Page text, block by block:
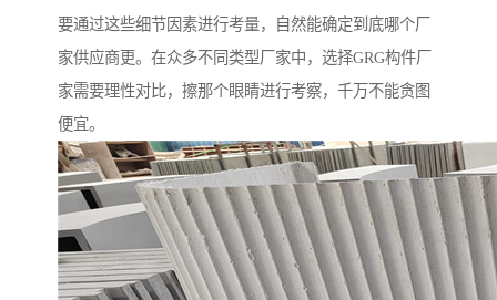
要通过这些细节因素进行考量，自然能确定到底哪个厂
家供应商更。在众多不同类型厂家中，选择GRG构件厂
家需要理性对比，擦那个眼睛进行考察，千万不能贪图
便宜。